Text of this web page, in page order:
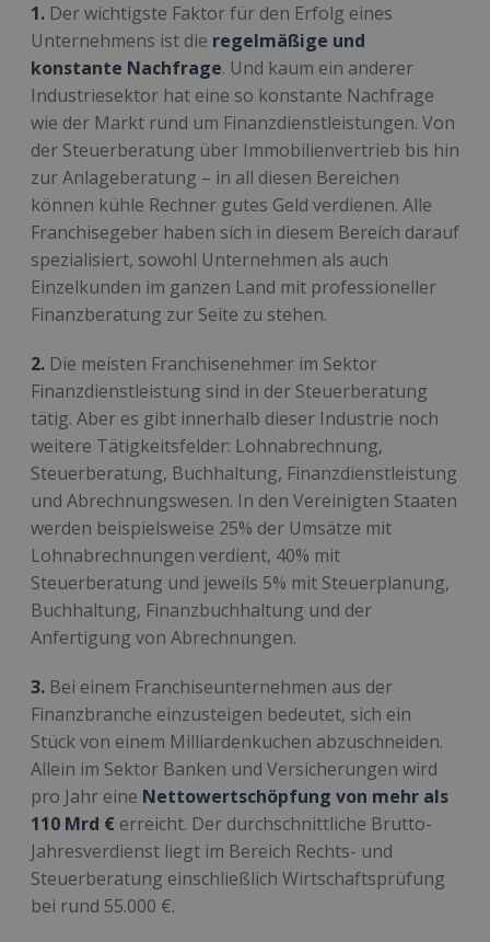
1. Der wichtigste Faktor für den Erfolg eines
Unternehmens ist die regelmäßige und
konstante Nachfrage. Und kaum ein anderer
Industriesektor hat eine so konstante Nachfrage
wie der Markt rund um Finanzdienstleistungen. Von
der Steuerberatung über Immobilienvertrieb bis hin
zur Anlageberatung – in all diesen Bereichen
können kühle Rechner gutes Geld verdienen. Alle
Franchisegeber haben sich in diesem Bereich darauf
spezialisiert, sowohl Unternehmen als auch
Einzelkunden im ganzen Land mit professioneller
Finanzberatung zur Seite zu stehen.
2. Die meisten Franchisenehmer im Sektor
Finanzdienstleistung sind in der Steuerberatung
tätig. Aber es gibt innerhalb dieser Industrie noch
weitere Tätigkeitsfelder: Lohnabrechnung,
Steuerberatung, Buchhaltung, Finanzdienstleistung
und Abrechnungswesen. In den Vereinigten Staaten
werden beispielsweise 25% der Umsätze mit
Lohnabrechnungen verdient, 40% mit
Steuerberatung und jeweils 5% mit Steuerplanung,
Buchhaltung, Finanzbuchhaltung und der
Anfertigung von Abrechnungen.
3. Bei einem Franchiseunternehmen aus der
Finanzbranche einzusteigen bedeutet, sich ein
Stück von einem Milliardenkuchen abzuschneiden.
Allein im Sektor Banken und Versicherungen wird
pro Jahr eine Nettowertschöpfung von mehr als
110 Mrd € erreicht. Der durchschnittliche Brutto-
Jahresverdienst liegt im Bereich Rechts- und
Steuerberatung einschließlich Wirtschaftsprüfung
bei rund 55.000 €.